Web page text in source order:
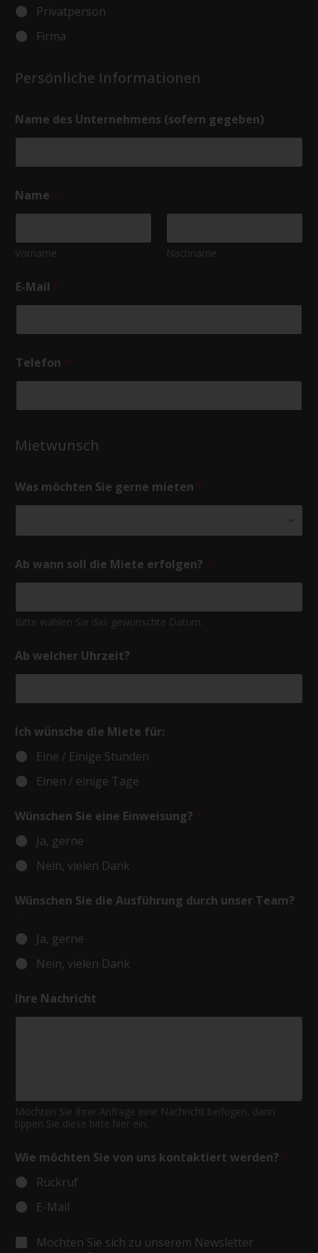
Privatperson
Firma
Persönliche Informationen
Name des Unternehmens (sofern gegeben)
Name *
Vorname Nachname
E-Mail *
Telefon *
Mietwunsch
Was möchten Sie gerne mieten *
Ab wann soll die Miete erfolgen? *
Bitte wählen Sie das gewünschte Datum.
Ab welcher Uhrzeit?
Ich wünsche die Miete für:
Eine / Einige Stunden
Einen / einige Tage
Wünschen Sie eine Einweisung? *
Ja, gerne
Nein, vielen Dank
Wünschen Sie die Ausführung durch unser Team?
*
Ja, gerne
Nein, vielen Dank
Ihre Nachricht
Möchten Sie Ihrer Anfrage eine Nachricht beifügen, dann
tippen Sie diese bitte hier ein.
Wie möchten Sie von uns kontaktiert werden? *
Rückruf
E-Mail
S
Möchten Sie sich zu unserem Newsletter